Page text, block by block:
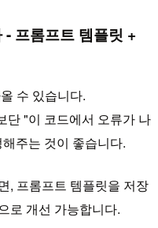
프롬프트 템플릿 +
수 있습니다.
단 "이 코드에서 오류가 나
주는 것이 좋습니다.
, 프롬프트 템플릿을 저장
로 개선 가능합니다.